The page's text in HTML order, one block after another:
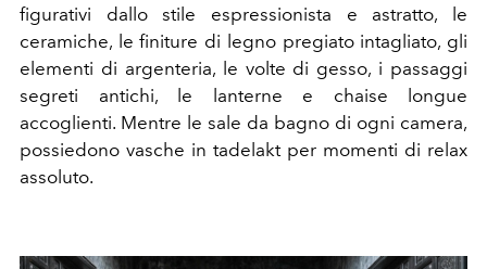
figurativi dallo stile espressionista e astratto, le
ceramiche, le finiture di legno pregiato intagliato, gli
elementi di argenteria, le volte di gesso, i passaggi
segreti antichi, le lanterne e chaise longue
accoglienti. Mentre le sale da bagno di ogni camera,
possiedono vasche in tadelakt per momenti di relax
assoluto.